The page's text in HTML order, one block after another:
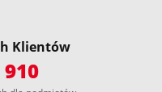
Klientów
910